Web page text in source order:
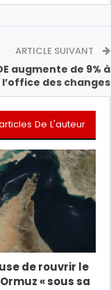
ARTICLE SUIVANT
augmente de 9% à
des changes
De L'auteur
de rouvrir le
« sous sa